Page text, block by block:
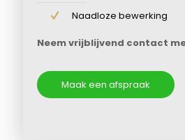
Naadloze bewerking
Neem vrijblijvend contact
Maak een afspraak